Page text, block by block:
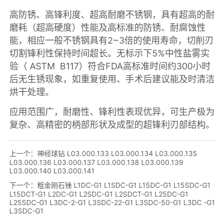
上一个： 神经球钻 L03.000.133 L03.000.134 L03.000.135
L03.000.136 L03.000.137 L03.000.138 L03.000.139
L03.000.140 L03.000.141
下一个： 粗金刚石锉 L1DC-G1 L1SDC-G1 L15DC-G1 L15SDC-G1
L15DCT-G1 L2DC-G1 L2SDC-G1 L2SDCT-G1 L25DC-G1
L25SDC-G1 L3DC-2-G1 L3SDC-22-G1 L3SDC-50-G1 L3DC -G1
L3SDC-G1